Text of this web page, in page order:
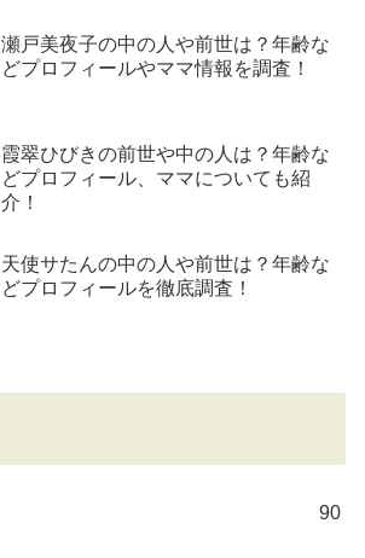
瀬戸美夜子の中の人や前世は？年齢な
どプロフィールやママ情報を調査！
霞翠ひびきの前世や中の人は？年齢な
どプロフィール、ママについても紹
介！
天使サたんの中の人や前世は？年齢な
どプロフィールを徹底調査！
90